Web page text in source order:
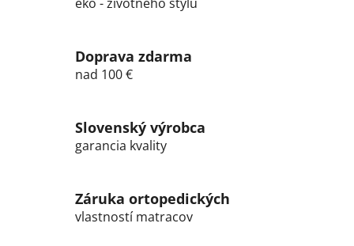
e
v
ý
u
e
Doprava zdarma
nad 100 €
Slovenský výrobca
garancia kvality
Záruka ortopedických
vlastností matracov